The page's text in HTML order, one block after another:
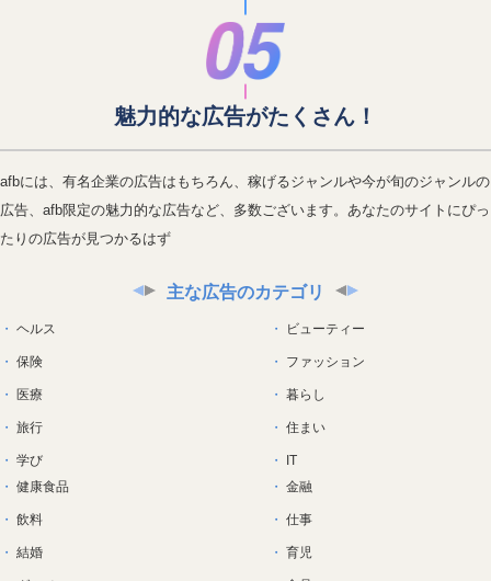
魅力的な広告がたくさん！
afbには、有名企業の広告はもちろん、稼げるジャンルや今が旬のジャンルの
広告、afb限定の魅力的な広告など、多数ございます。あなたのサイトにぴっ
たりの広告が見つかるはず
主な広告のカテゴリ
ヘルス
保険
医療
旅行
学び
ビューティー
ファッション
暮らし
住まい
IT
健康食品
飲料
結婚
金融
仕事
育児